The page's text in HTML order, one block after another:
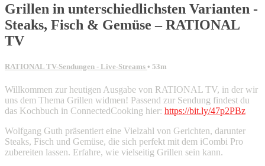
Grillen in unterschiedlichsten Varianten -
Steaks, Fisch & Gemüse – RATIONAL
TV
RATIONAL TV-Sendungen - Live-Streams • 53m
Willkommen zur heutigen Ausgabe von RATIONAL TV, in der wir
uns dem Thema Grillen widmen! Passend zur Sendung findest du
das Kochbuch in ConnectedCooking hier: https://bit.ly/47p2PBz
Wolfgang Guth präsentiert eine Vielzahl von Gerichten, darunter
Steaks, Fisch und Gemüse, die sich perfekt mit dem iCombi Pro
zubereiten lassen. Erfahre, wie vielseitig Grillen sein kann.